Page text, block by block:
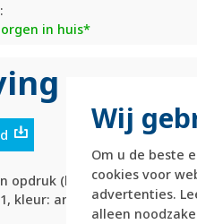
Wij
Om u de beste
cookies voor
advertenties.
alleen
in huis*
opdruk (boogvormige
kleur: antraciet mat.